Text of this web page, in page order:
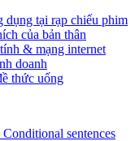
dụng tại rạp chiếu phim
của bản thân
& mạng internet
doanh
thức uống
sentences